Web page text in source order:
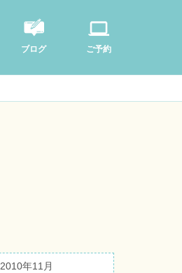
ブログ ご予約
2010年11月